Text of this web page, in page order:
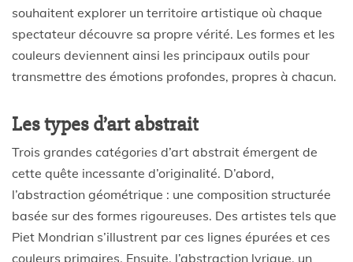
souhaitent explorer un territoire artistique où chaque
spectateur découvre sa propre vérité. Les formes et les
couleurs deviennent ainsi les principaux outils pour
transmettre des émotions profondes, propres à chacun.
Les types d’art abstrait
Trois grandes catégories d’art abstrait émergent de
cette quête incessante d’originalité. D’abord,
l’abstraction géométrique : une composition structurée
basée sur des formes rigoureuses. Des artistes tels que
Piet Mondrian s’illustrent par ces lignes épurées et ces
couleurs primaires. Ensuite, l’abstraction lyrique, un